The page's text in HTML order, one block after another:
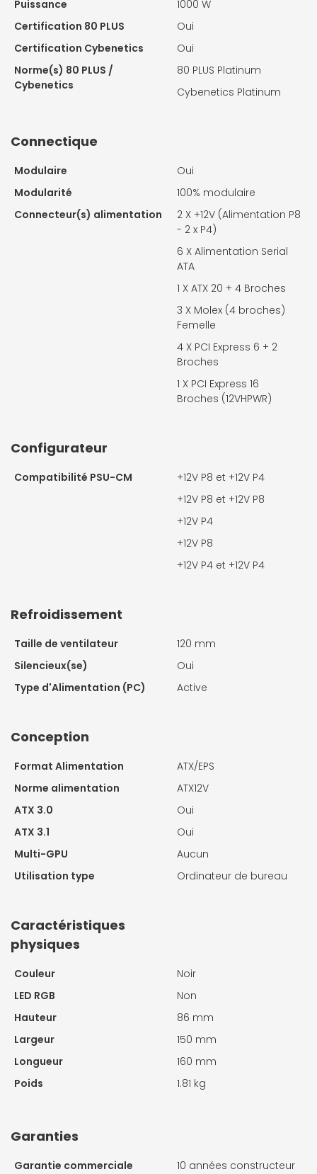
Puissance
1000 W
Certification 80 PLUS
Oui
Certification Cybenetics
Oui
Norme(s) 80 PLUS /
Cybenetics
80 PLUS Platinum
Cybenetics Platinum
Connectique
Modulaire
Oui
Modularité
100% modulaire
Connecteur(s) alimentation
2 X +12V (Alimentation P8
- 2 x P4)
6 X Alimentation Serial
ATA
1 X ATX 20 + 4 Broches
3 X Molex (4 broches)
Femelle
4 X PCI Express 6 + 2
Broches
1 X PCI Express 16
Broches (12VHPWR)
Configurateur
Compatibilité PSU-CM
+12V P8 et +12V P4
+12V P8 et +12V P8
+12V P4
+12V P8
+12V P4 et +12V P4
Refroidissement
Taille de ventilateur
120 mm
Silencieux(se)
Oui
Type d'Alimentation (PC)
Active
Conception
Format Alimentation
ATX/EPS
Norme alimentation
ATX12V
ATX 3.0
Oui
ATX 3.1
Oui
Multi-GPU
Aucun
Utilisation type
Ordinateur de bureau
Caractéristiques
physiques
Couleur
Noir
LED RGB
Non
Hauteur
86 mm
Largeur
150 mm
Longueur
160 mm
Poids
1.81 kg
Garanties
Garantie commerciale
10 années constructeur